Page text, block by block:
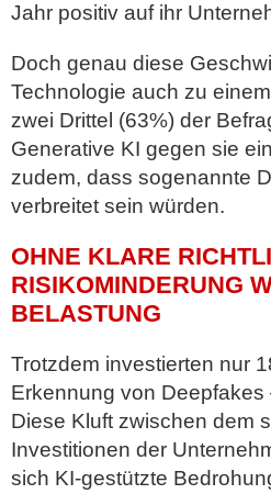
Jahr positiv auf ihr
Doch genau diese
Technologie auch zu einem
zwei Drittel (63%) der
Generative KI gegen sie
zudem, dass sogenannte
verbreitet sein würden.
OHNE KLARE
RISIKOMINDERUNG
BELASTUNG
Trotzdem investierten nur
Erkennung von Deepfakes
Diese Kluft zwischen dem
Investitionen der
sich KI-gestützte